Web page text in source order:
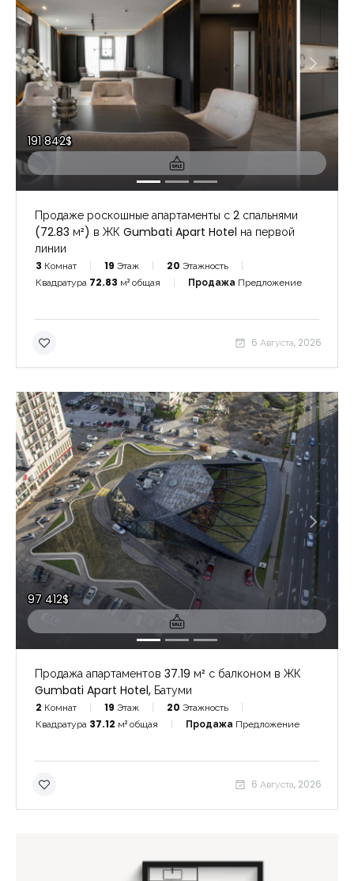
191 842$
Продаже роскошные апартаменты с 2 спальнями
(72.83 м²) в ЖК Gumbati Apart Hotel на первой
линии
3 Комнат 19 Этаж 20 Этажность
Квадратура 72.83 м² общая Продажа Предложение
6 Августа, 2026
97 412$
Продажа апартаментов 37.19 м² с балконом в ЖК
Gumbati Apart Hotel, Батуми
2 Комнат 19 Этаж 20 Этажность
Квадратура 37.12 м² общая Продажа Предложение
6 Августа, 2026